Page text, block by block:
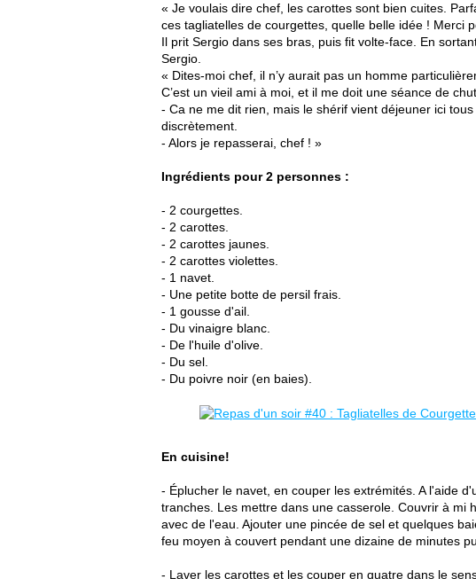
« Je voulais dire chef, les carottes sont bien cuites.
ces tagliatelles de courgettes, quelle belle idée ! Merci
Il prit Sergio dans ses bras, puis fit volte-face. En
Sergio.
« Dites-moi chef, il n’y aurait pas un homme
C’est un vieil ami à moi, et il me doit une séance de
- Ca ne me dit rien, mais le shérif vient déjeuner ici
discrètement.
- Alors je repasserai, chef ! »
Ingrédients pour 2 personnes :
- 2 courgettes.
- 2 carottes.
- 2 carottes jaunes.
- 2 carottes violettes.
- 1 navet.
- Une petite botte de persil frais.
- 1 gousse d'ail.
- Du vinaigre blanc.
- De l'huile d'olive.
- Du sel.
- Du poivre noir (en baies).
En cuisine!
- Éplucher le navet, en couper les extrémités. A l'aide
tranches. Les mettre dans une casserole. Couvrir à mi
avec de l'eau. Ajouter une pincée de sel et quelques
feu moyen à couvert pendant une dizaine de minutes
- Laver les carottes et les couper en quatre dans le